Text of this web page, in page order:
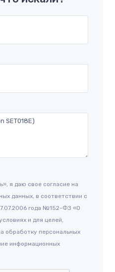
я даю свое согласие на
данных, в соответствии с
года №152-ФЗ «О
и для целей,
обработку персональных
информационных